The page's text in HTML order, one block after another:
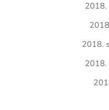
2018.
2018.
2018.